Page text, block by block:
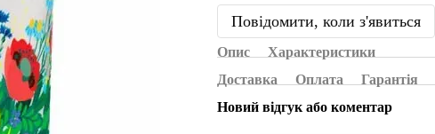
Повідомити, коли з'явиться
Опис
Характеристики
Доставка
Оплата Гарантія
Новий відгук або коментар